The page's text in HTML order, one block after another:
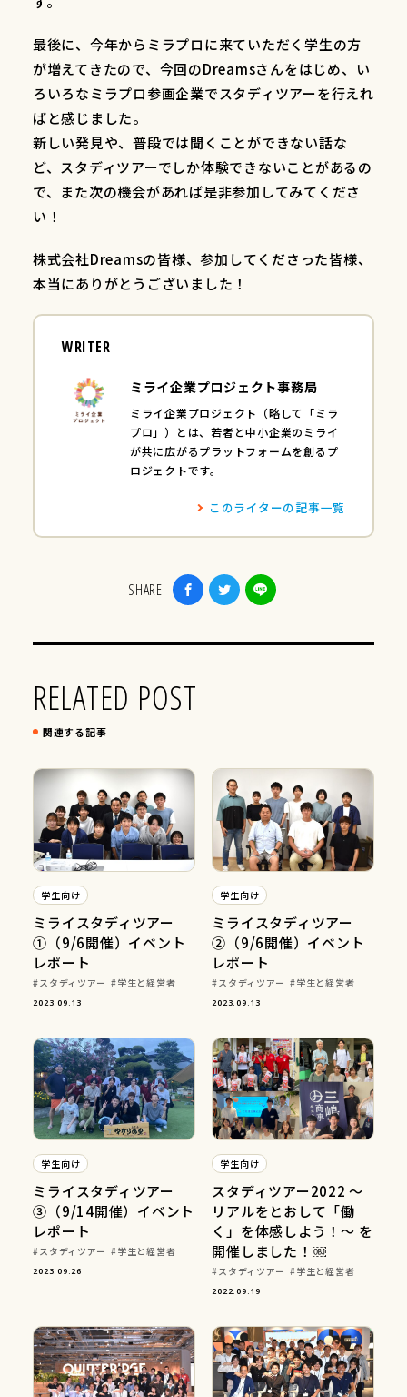
最後に、今年からミラプロに来ていただく学生の方
が増えてきたので、今回のDreamsさんをはじめ、い
ろいろなミラプロ参画企業でスタディツアーを行えれ
ばと感じました。
新しい発見や、普段では聞くことができない話な
ど、スタディツアーでしか体験できないことがあるの
で、また次の機会があれば是非参加してみてくださ
い！
株式会社Dreamsの皆様、参加してくださった皆様、
本当にありがとうございました！
WRITER
ミライ企業プロジェクト事務局
ミライ企業プロジェクト（略して「ミラ
プロ」）とは、若者と中小企業のミライ
が共に広がるプラットフォームを創るプ
ロジェクトです。
このライターの記事一覧
SHARE
RELATED POST
関連する記事
学生向け
ミライスタディツアー
①（9/6開催）イベント
レポート
スタディツアー 学生と経営者
2023.09.13
学生向け
ミライスタディツアー
②（9/6開催）イベント
レポート
スタディツアー 学生と経営者
2023.09.13
学生向け
ミライスタディツアー
③（9/14開催）イベント
レポート
スタディツアー 学生と経営者
2023.09.26
学生向け
スタディツアー2022 〜
リアルをとおして「働
く」を体感しよう！〜 を
開催しました！￼
スタディツアー 学生と経営者
2022.09.19